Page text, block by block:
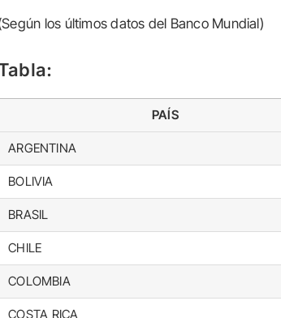
los últimos datos del Banco Mundial)
PAÍS
ARGENTINA
BOLIVIA
BRASIL
CHILE
COLOMBIA
COSTA RICA